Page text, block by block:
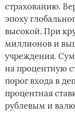
страхованию.
эпоху
высокой. При
миллионов и
учреждения.
на процентную
порог входа в
процентная
рублевым и